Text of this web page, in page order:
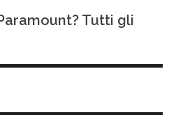
Tutti gli